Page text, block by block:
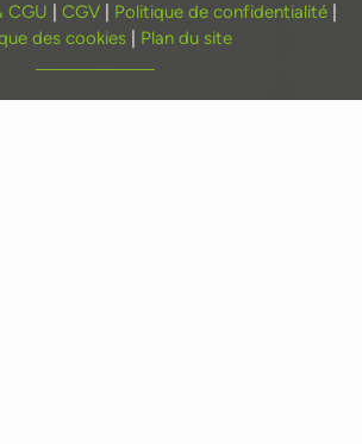
CGU CGV Politique de confidentialité
des cookies
Plan du site